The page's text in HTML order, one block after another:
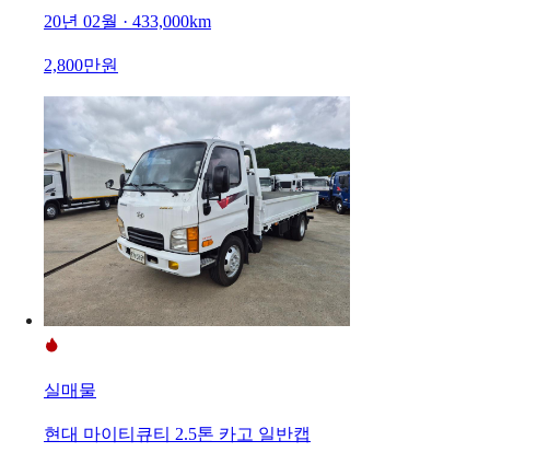
20년 02월 · 433,000km
2,800만원
실매물
현대 마이티큐티 2.5톤 카고 일반캡